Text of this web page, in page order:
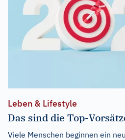
Leben & Lifestyle
Das sind die Top-
Viele Menschen beginnen ein